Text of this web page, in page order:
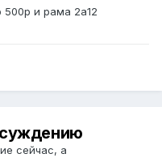
500р и рама 2а12
сейчас, а